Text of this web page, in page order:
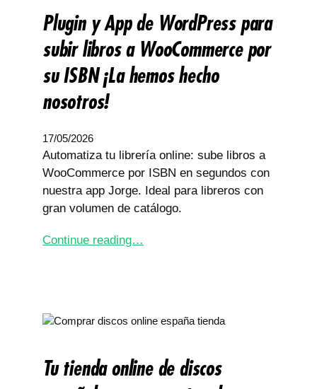
Plugin y App de WordPress para
subir libros a WooCommerce por
su ISBN ¡La hemos hecho
nosotros!
17/05/2026
Automatiza tu librería online: sube libros a
WooCommerce por ISBN en segundos con
nuestra app Jorge. Ideal para libreros con
gran volumen de catálogo.
Continue reading…
Tu tienda online de discos